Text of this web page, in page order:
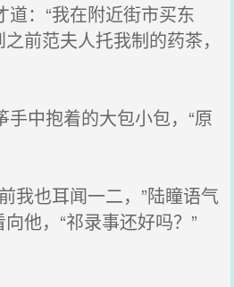
：“我在附近街市买东
前范夫人托我制的药茶，
中抱着的大包小包，“原
我也耳闻一二，”陆瞳语气
他，“祁录事还好吗？”